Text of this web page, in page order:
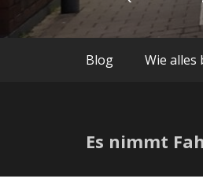
Blog Wie alles
Es nimmt